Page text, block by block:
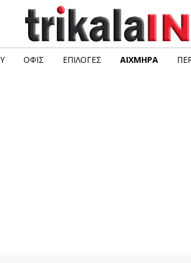
ΟΦΙΣ ΕΠΙΛΟΓΈΣ ΑΙΧΜΗΡΆ